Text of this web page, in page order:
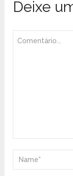
Deixe